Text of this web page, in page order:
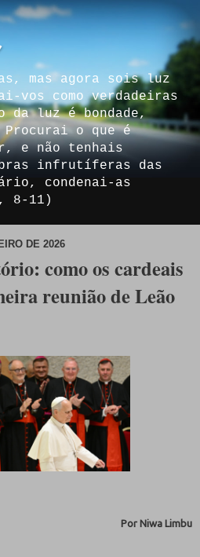
mas agora sois luz
vos como verdadeiras
luz é bondade,
o que é
e não tenhais
infrutíferas das
condenai-as
8-11)
DE 2026
como os cardeais
reunião de Leão
Por Niwa Limbu